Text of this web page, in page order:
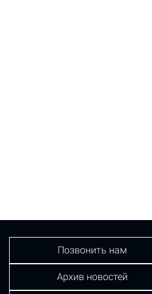
Позвонить нам
Архив новостей